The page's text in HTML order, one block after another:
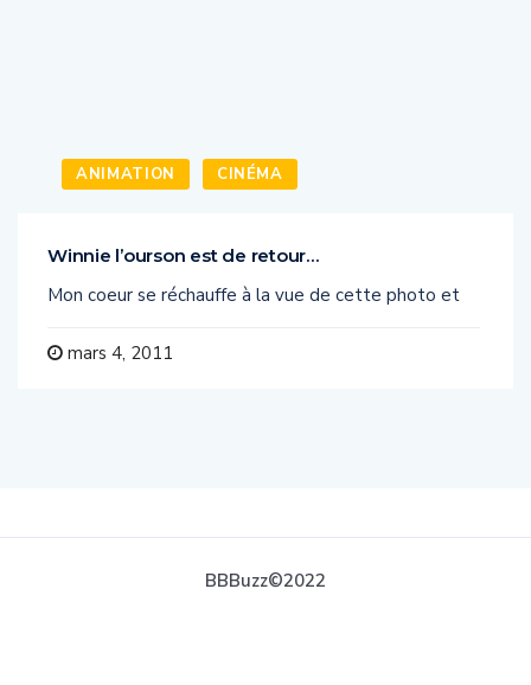
ANIMATION CINÉMA
Winnie l’ourson est de retour…
Mon coeur se réchauffe à la vue de cette photo et
mars 4, 2011
BBBuzz©2022